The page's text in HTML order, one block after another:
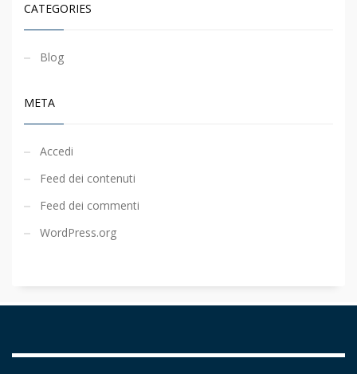
CATEGORIES
Blog
META
Accedi
Feed dei contenuti
Feed dei commenti
WordPress.org